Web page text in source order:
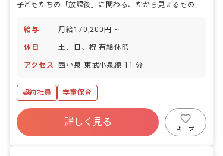
子どもたちの「放課後」に関わる、だから見えるものがある。
給与 月給170,200円 ~
休日 土、日、祝 有給休暇
アクセス 西小泉 東武小泉線 11 分
契約社員 学童保育
詳しく見る
キープ